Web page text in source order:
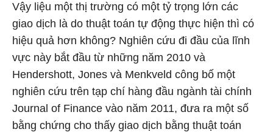
Vậy liệu một thị trường có một tỷ trọng lớn các
giao dịch là do thuật toán tự động thực hiện thì có
hiệu quả hơn không? Nghiên cứu đi đầu của lĩnh
vực này bắt đầu từ những năm 2010 và
Hendershott, Jones và Menkveld công bố một
nghiên cứu trên tạp chí hàng đầu ngành tài chính
Journal of Finance vào năm 2011, đưa ra một số
bằng chứng cho thấy giao dịch bằng thuật toán